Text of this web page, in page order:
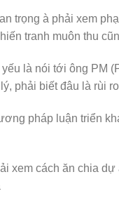
trọng à phải xem
tranh muôn thu
là nói tới ông PM
phải biết đâu là rùi
pháp luận triển
xem cách ăn chia